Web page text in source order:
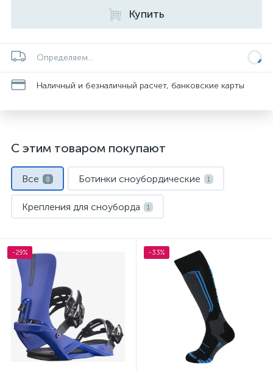
Купить
Определяем...
Наличный и безналичный расчет, банковские карты
С этим товаром покупают
Все 8 Ботинки сноубордические 1
Крепления для сноуборда 1
Носки спортивные Перчатки и варежки
Термобелье
Штаны для сноуборда
-29% -33%